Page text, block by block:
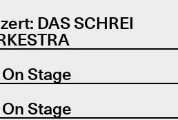
DAS SCHREI
Stage
Stage